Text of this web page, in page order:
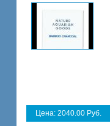
Цена: 2040.00 Руб.